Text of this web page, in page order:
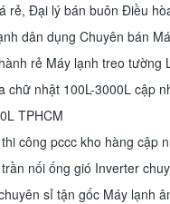
rẻ, Đại lý bán buôn Điều
dân dụng Chuyên bán
rẻ Máy lạnh treo tường
chữ nhật 100L-3000L cập
TPHCM
công pccc kho hàng cập
nối ống gió Inverter
sỉ tận gốc Máy lạnh